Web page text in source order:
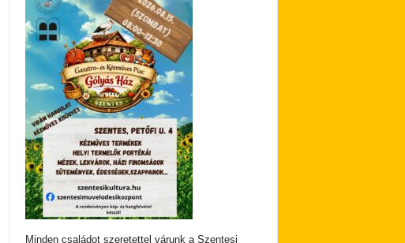
Minden családot szeretettel várunk a Szentesi